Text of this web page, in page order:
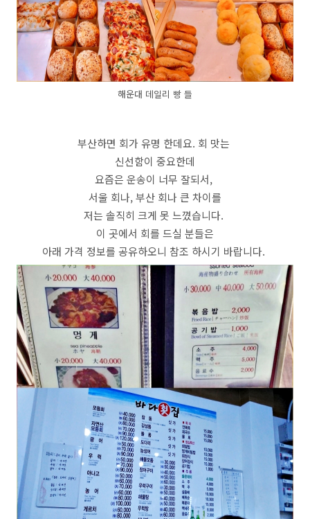
해운대 데일리 빵 들
부산하면 회가 유명 한데요. 회 맛는
신선함이 중요한데
요즘은 운송이 너무 잘되서,
서울 회나, 부산 회나 큰 차이를
저는 솔직히 크게 못 느꼈습니다.
이 곳에서 회를 드실 분들은
아래 가격 정보를 공유하오니 참조 하시기 바랍니다.